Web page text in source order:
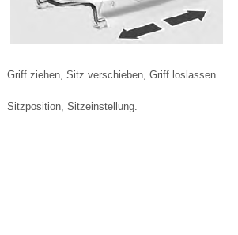
Griff ziehen, Sitz verschieben, Griff loslassen.
Sitzposition, Sitzeinstellung.